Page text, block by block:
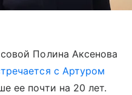
Полина Аксенова
с Артуром
ее почти на 20 лет.